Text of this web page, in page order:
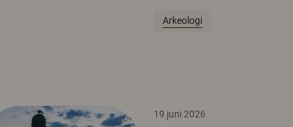
Arkeologi
19 juni 2026